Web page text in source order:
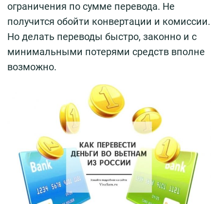
ограничения по сумме перевода. Не
получится обойти конвертации и комиссии.
Но делать переводы быстро, законно и с
минимальными потерями средств вполне
возможно.